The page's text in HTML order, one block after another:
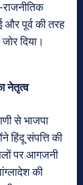
राजनीतिक
और पूर्व की तरह
दिया।
नेतृत्व
से भाजपा
हिंदू संपत्ति की
पर आगजनी
की